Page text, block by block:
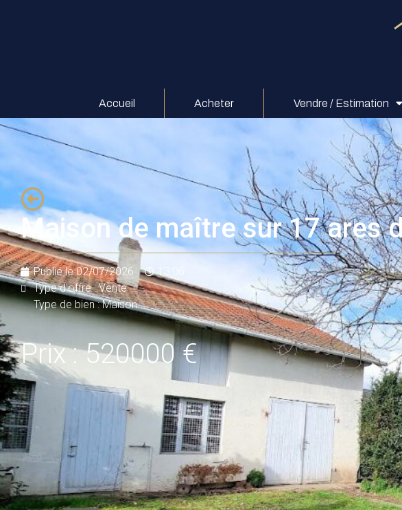
Accueil Acheter Vendre / Estimation
Maison de maître sur 17 ares
Publié le 02/07/2026
13:06
Type d'offre : Vente
Type de bien : Maison
Prix : 520000 €